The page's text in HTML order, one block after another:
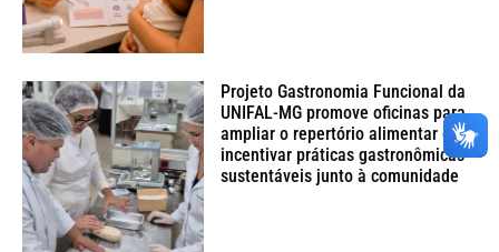
Projeto Gastronomia Funcional da
UNIFAL-MG promove oficinas para
ampliar o repertório alimentar e
incentivar práticas gastronômicas
sustentáveis junto à comunidade